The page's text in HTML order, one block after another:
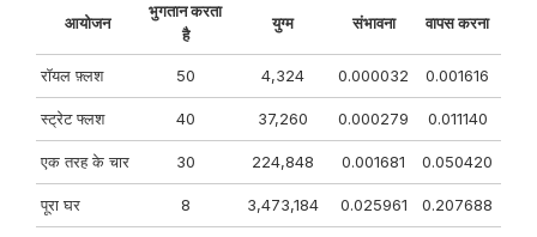
आयोजन
भुगतान करता
है
युग्म संभावना वापस करना
रॉयल फ़्लश 50 4,324 0.000032 0.001616
स्ट्रेट फ्लश 40 37,260 0.000279 0.011140
एक तरह के चार 30 224,848 0.001681 0.050420
पूरा घर 8 3,473,184 0.025961 0.207688